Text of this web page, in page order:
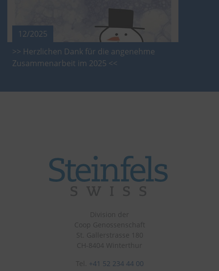
12/2025
>> Herzlichen Dank für die angenehme
Zusammenarbeit im 2025 <<
Division der
Coop Genossenschaft
St. Gallerstrasse 180
CH-8404 Winterthur
Tel. +41 52 234 44 00